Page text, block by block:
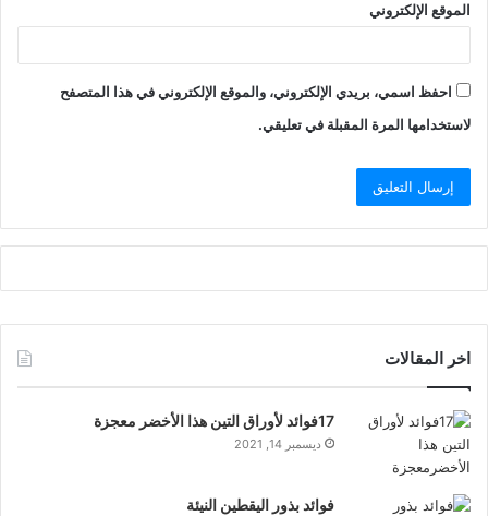
الموقع الإلكتروني
احفظ اسمي، بريدي الإلكتروني، والموقع الإلكتروني في هذا المتصفح
لاستخدامها المرة المقبلة في تعليقي.
اخر المقالات
17فوائد لأوراق التين هذا الأخضر معجزة
ديسمبر 14, 2021
فوائد بذور اليقطين النيئة